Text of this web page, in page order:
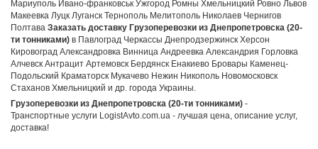
Мариуполь Ивано-франковськ Ужгород Ромны Хмельницкий Ровно Львов
Макеевка Луцк Луганск Тернополь Мелитополь Николаев Чернигов
Полтава Заказать доставку Грузоперевозки из Днепропетровска (20-
ти тонниками) в Павлоград Черкассы Днепродзержинск Херсон
Кировоград Александровка Винница Андреевка Александрия Горловка
Алчевск Антрацит Артемовск Бердянск Енакиево Бровары Каменец-
Подольский Краматорск Мукачево Нежин Никополь Новомосковск
Стаханов Хмельницкий и др. города Украины.
Грузоперевозки из Днепропетровска (20-ти тонниками) -
Транспортные услуги LogistAvto.com.ua - лучшая цена, описание услуг,
доставка!